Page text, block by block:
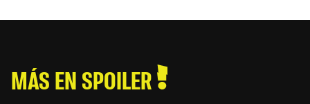
MÁS EN SPOILER